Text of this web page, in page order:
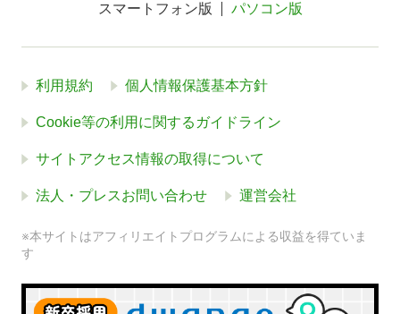
スマートフォン版 パソコン版
利用規約 個人情報保護基本方針
Cookie等の利用に関するガイドライン
サイトアクセス情報の取得について
法人・プレスお問い合わせ 運営会社
※本サイトはアフィリエイトプログラムによる収益を得ていま
す